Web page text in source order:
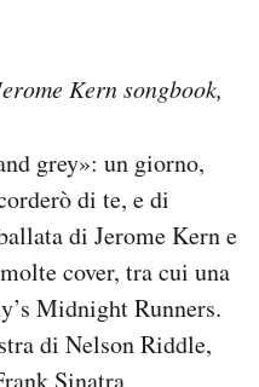
Kern songbook,
grey»: un giorno,
di te, e di
di Jerome Kern e
cover, tra cui una
Midnight Runners.
di Nelson Riddle,